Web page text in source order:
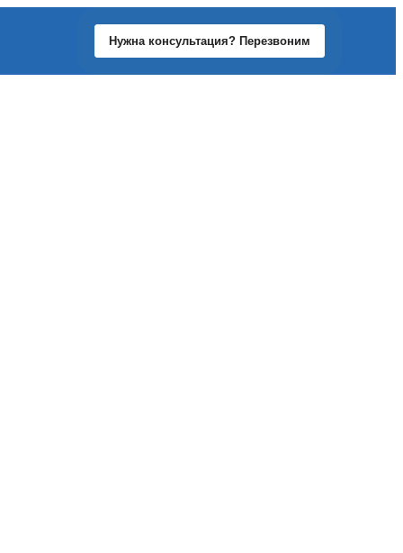
Нужна консультация? Перезвоним